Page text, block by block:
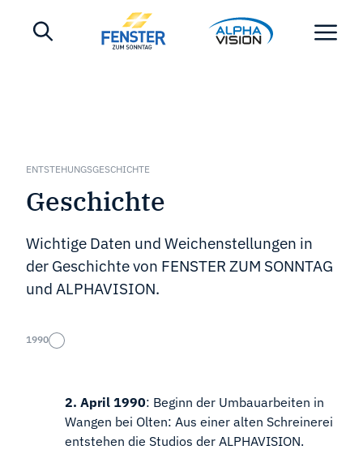
ENTSTEHUNGSGESCHICHTE
Geschichte
Wichtige Daten und Weichenstellungen in
der Geschichte von FENSTER ZUM SONNTAG
und ALPHAVISION.
1990
2. April 1990: Beginn der Umbauarbeiten in
Wangen bei Olten: Aus einer alten Schreinerei
entstehen die Studios der ALPHAVISION.